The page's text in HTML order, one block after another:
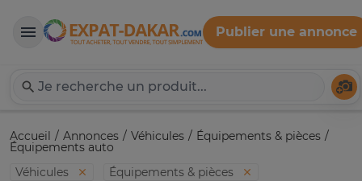
Expat-Dakar
Publier une annonce
Accueil Annonces Véhicules Équipements & pièces
Équipements auto
Véhicules
Équipements & pièces